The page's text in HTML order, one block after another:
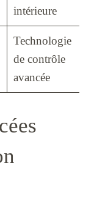
intérieure
Technologie
de contrôle
avancée